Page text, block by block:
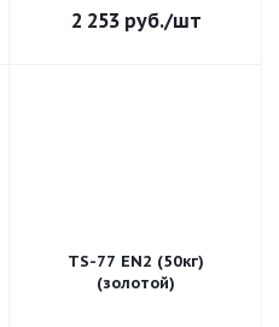
2 253руб./шт
TS-77 EN2 (50кг)
(золотой)